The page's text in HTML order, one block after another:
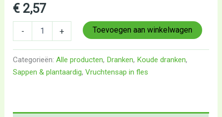
€ 2,57
- + Toevoegen aan winkelwagen
Categorieën:Alle producten, Dranken, Koude dranken,
Sappen & plantaardig,Vruchtensap in fles